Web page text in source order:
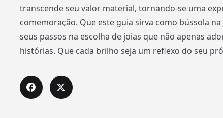
transcende seu valor material, tornando-se uma
comemoração. Que este guia sirva como bússola
seus passos na escolha de joias que não apenas
histórias. Que cada brilho seja um reflexo do seu